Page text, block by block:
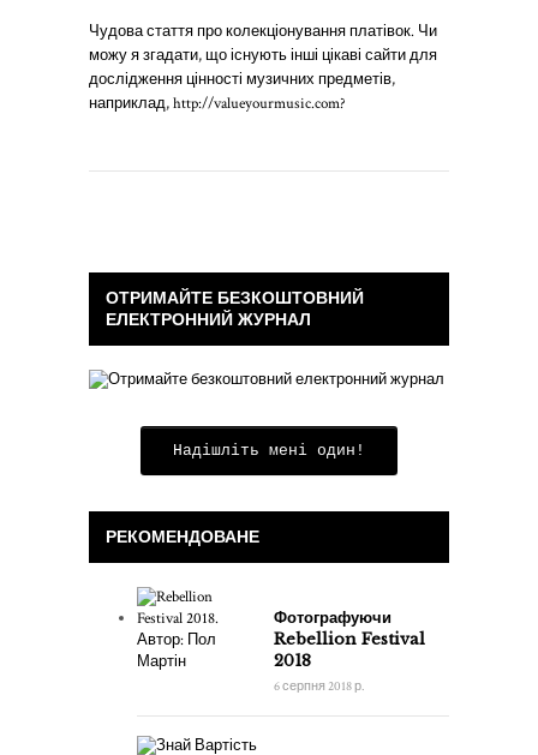
Чудова стаття про колекціонування платівок. Чи
можу я згадати, що існують інші цікаві сайти для
дослідження цінності музичних предметів,
наприклад, http://valueyourmusic.com?
ОТРИМАЙТЕ БЕЗКОШТОВНИЙ
ЕЛЕКТРОННИЙ ЖУРНАЛ
Надішліть мені один!
РЕКОМЕНДОВАНЕ
Фотографуючи
Rebellion Festival
2018
6 серпня 2018 р.